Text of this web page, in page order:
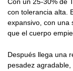
con tolerancia alta.
expansivo, con una
que el cuerpo
Después llega una
pesadez